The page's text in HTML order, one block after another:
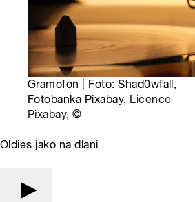
Gramofon | Foto: Shad0wfall,
Fotobanka Pixabay, Licence
Pixabay,©
Oldies jako na dlani